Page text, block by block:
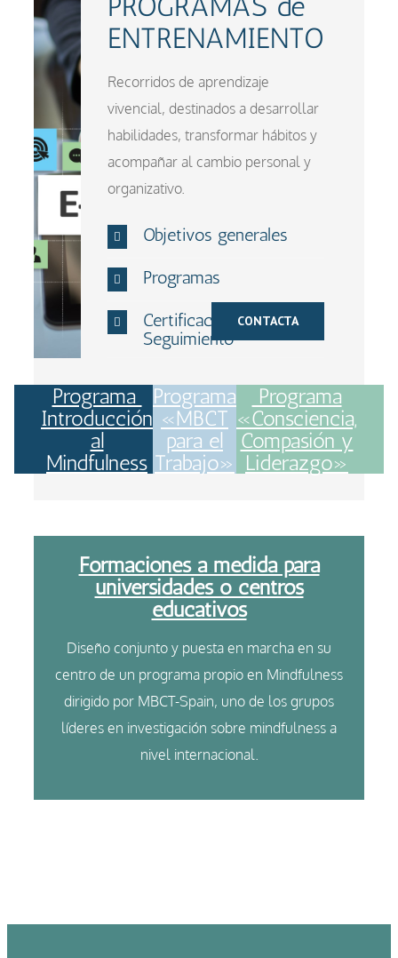
ENTRENAMIENTO
Recorridos de aprendizaje
vivencial, destinados a desarrollar
habilidades, transformar hábitos y
acompañar al cambio personal y
organizativo.
Objetivos generales
Programas
Certificación y
Seguimiento
CONTACTA
Programa
Introducción
al
Mindfulness
Programa
«MBCT
para el
Trabajo»
Programa
«Consciencia,
Compasión y
Liderazgo»
Formaciones a medida para
universidades o centros
educativos
Diseño conjunto y puesta en marcha en su
centro de un programa propio en Mindfulness
dirigido por MBCT-Spain, uno de los grupos
líderes en investigación sobre mindfulness a
nivel internacional.